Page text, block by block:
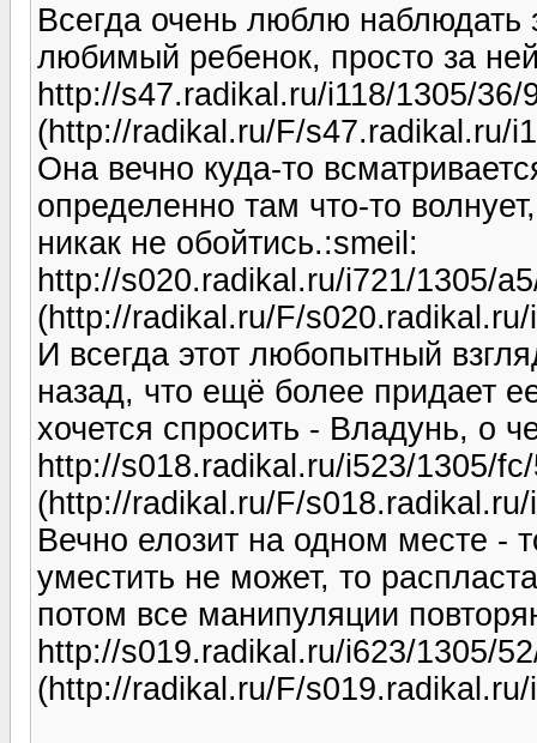
Всегда очень люблю наблюдать
любимый ребенок, просто за
http://s47.radikal.ru/i118/1305/36/
(http://radikal.ru/F/s47.radikal.ru/
Она вечно куда-то
определенно там что-то
никак не обойтись.:smeil:
http://s020.radikal.ru/i721/1305/
(http://radikal.ru/F/
И всегда этот любопытный
назад, что ещё более придает
хочется спросить - Владунь, о
http://s018.radikal.ru/i523/1305/
(http://radikal.ru/F/
Вечно елозит на одном месте -
уместить не может, то
потом все манипуляции
http://s019.radikal.ru/i623/1305/
(http://radikal.ru/F/